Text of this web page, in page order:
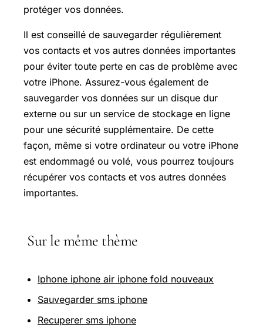
protéger vos données.
Il est conseillé de sauvegarder régulièrement
vos contacts et vos autres données importantes
pour éviter toute perte en cas de problème avec
votre iPhone. Assurez-vous également de
sauvegarder vos données sur un disque dur
externe ou sur un service de stockage en ligne
pour une sécurité supplémentaire. De cette
façon, même si votre ordinateur ou votre iPhone
est endommagé ou volé, vous pourrez toujours
récupérer vos contacts et vos autres données
importantes.
Sur le même thème
Iphone iphone air iphone fold nouveaux
Sauvegarder sms iphone
Recuperer sms iphone